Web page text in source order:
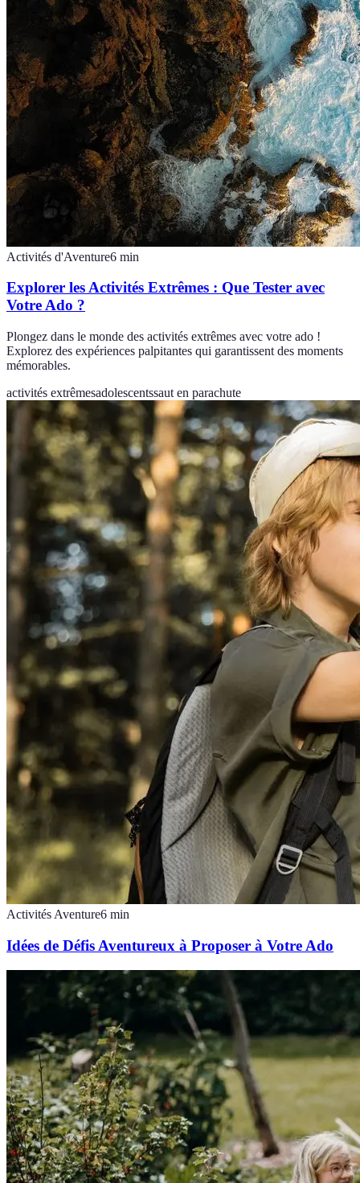
Activités d'Aventure6 min
Explorer les Activités Extrêmes : Que Tester avec
Votre Ado ?
Plongez dans le monde des activités extrêmes avec votre ado !
Explorez des expériences palpitantes qui garantissent des moments
mémorables.
activités extrêmesadolescentssaut en parachute
Activités Aventure6 min
Idées de Défis Aventureux à Proposer à Votre Ado